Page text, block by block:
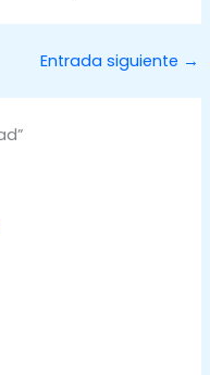
Entrada siguiente →